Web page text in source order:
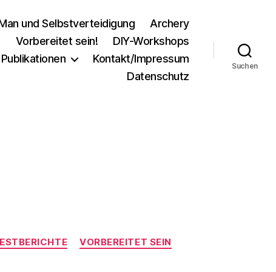
und Selbstverteidigung
Archery
Vorbereitet sein!
DIY-Workshops
Publikationen
Kontakt/Impressum
Datenschutz
Suchen
VORBEREITET SEIN